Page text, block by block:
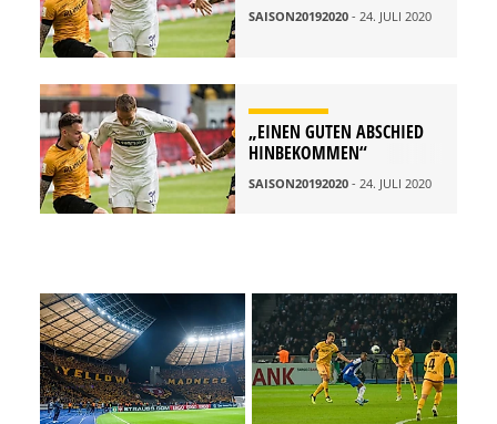
SAISON20192020 - 24. JULI 2020
„EINEN GUTEN ABSCHIED
HINBEKOMMEN“
SAISON20192020 - 24. JULI 2020